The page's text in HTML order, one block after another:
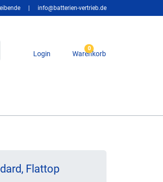
info@batterien-vertrieb.de
Login
0
Warenkorb
Flattop